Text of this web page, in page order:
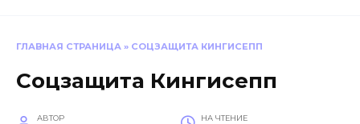
ГЛАВНАЯ СТРАНИЦА » СОЦЗАЩИТА КИНГИСЕПП
Соцзащита Кингисепп
АВТОР НА ЧТЕНИЕ